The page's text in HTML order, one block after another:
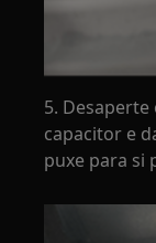
5.
capacitor e
puxe para si